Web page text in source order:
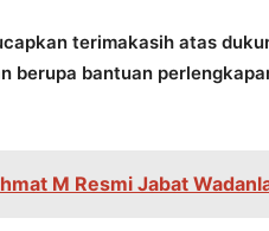
terimakasih atas
berupa bantuan
M Resmi Jabat